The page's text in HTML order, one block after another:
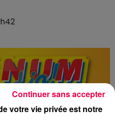
votre vie privée est notre
Continuer sans accepter